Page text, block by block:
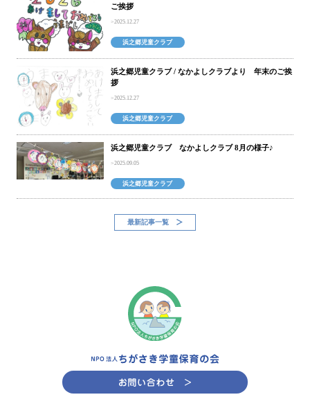
ご挨拶
2025.12.27
浜之郷児童クラブ
浜之郷児童クラブ / なかよしクラブより 年末のご挨
拶
2025.12.27
浜之郷児童クラブ
浜之郷児童クラブ なかよしクラブ 8月の様子♪
2025.09.05
浜之郷児童クラブ
最新記事一覧